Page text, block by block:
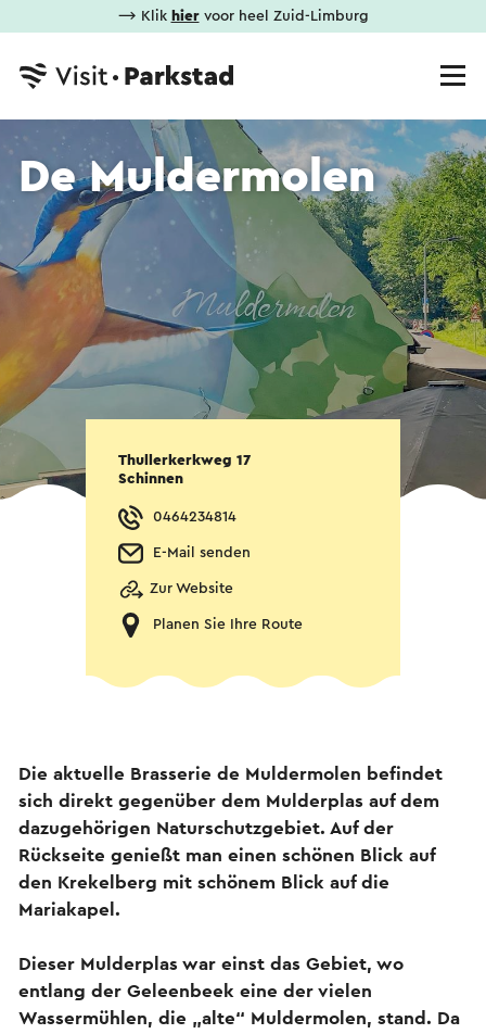
⟶ Klik hiervoor heel Zuid-Limburg
De Muldermolen
Thullerkerkweg 17
Schinnen
0464234814
E-Mail senden
Zur Website
Planen Sie Ihre Route
Die aktuelle Brasserie de Muldermolen befindet
sich direkt gegenüber dem Mulderplas auf dem
dazugehörigen Naturschutzgebiet. Auf der
Rückseite genießt man einen schönen Blick auf
den Krekelberg mit schönem Blick auf die
Mariakapel.
Dieser Mulderplas war einst das Gebiet, wo
entlang der Geleenbeek eine der vielen
Wassermühlen, die „alte“ Muldermolen, stand. Da